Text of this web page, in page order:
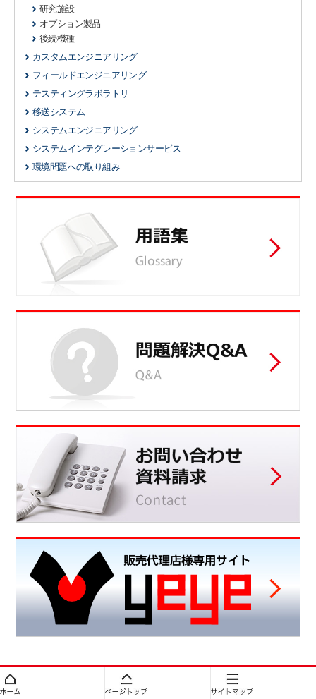
研究施設
オプション製品
後続機種
カスタムエンジニアリング
フィールドエンジニアリング
テスティングラボラトリ
移送システム
システムエンジニアリング
システムインテグレーションサービス
環境問題への取り組み